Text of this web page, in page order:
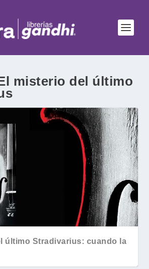
misterio del último
último Stradivarius: cuando la